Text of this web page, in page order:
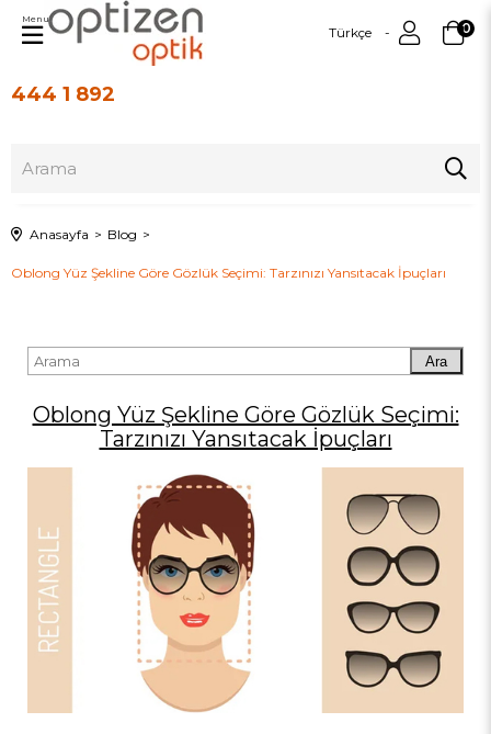
444 1 892
Türkçe 0
Menu
Anasayfa Blog
Oblong Yüz Şekline Göre Gözlük Seçimi: Tarzınızı Yansıtacak İpuçları
Ara
Oblong Yüz Şekline Göre Gözlük Seçimi:
Tarzınızı Yansıtacak İpuçları